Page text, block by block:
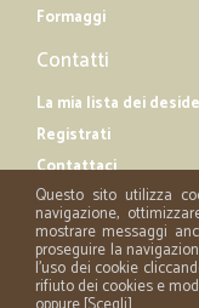
Formaggi
Contatti
La mia lista dei
Registrati
Contattaci
Questo sito utilizza
navigazione,
mostrare messaggi
proseguire la
l'uso dei cookie
rifiuto dei cookies e